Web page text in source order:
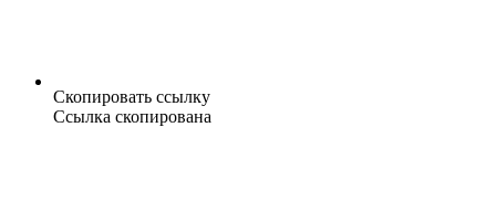
Скопировать ссылку
Ссылка скопирована